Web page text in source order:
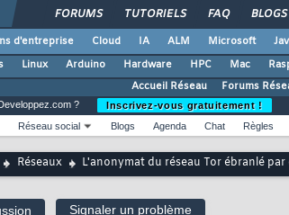
FORUMS TUTORIELS FAQ BLOGS
d'entreprise Cloud IA ALM Microsoft
Linux Arduino Hardware HPC Mac
Accueil Réseau
Forums
?
Inscrivez-vous gratuitement !
Réseau social Blogs Agenda Chat Règles
Réseaux L'anonymat du réseau Tor ébranlé
Signaler un problème